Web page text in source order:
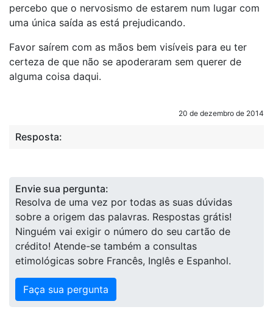
percebo que o nervosismo de estarem num lugar com
uma única saída as está prejudicando.
Favor saírem com as mãos bem visíveis para eu ter
certeza de que não se apoderaram sem querer de
alguma coisa daqui.
20 de dezembro de 2014
Resposta:
Envie sua pergunta:
Resolva de uma vez por todas as suas dúvidas
sobre a origem das palavras. Respostas grátis!
Ninguém vai exigir o número do seu cartão de
crédito! Atende-se também a consultas
etimológicas sobre Francês, Inglês e Espanhol.
Faça sua pergunta